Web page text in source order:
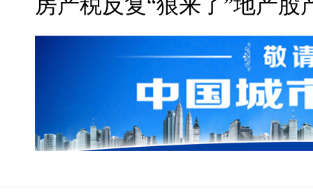
房产税反复“狼来了”地产股